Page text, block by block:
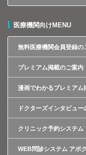
医療機関向けMENU
無料医療機関会員登録の
プレミアム掲載のご案内
漫画でわかるプレミアム
ドクターズインタビュー
クリニック予約システム
WEB問診システム アポ